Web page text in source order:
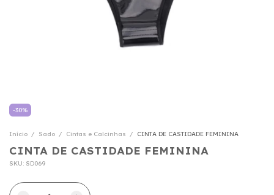
-30%
Início / Sado / Cintas e Calcinhas / CINTA DE CASTIDADE FEMININA
CINTA DE CASTIDADE FEMININA
SKU: SD069